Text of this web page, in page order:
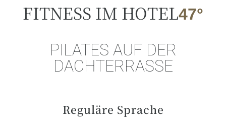
FITNESS IM HOTEL47°
PILATES AUF DER
DACHTERRASSE
Reguläre Sprache